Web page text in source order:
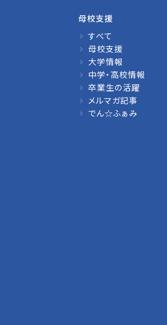
母校支援
すべて
母校支援
大学情報
中学・高校情報
卒業生の活躍
メルマガ記事
でん☆ふぁみ